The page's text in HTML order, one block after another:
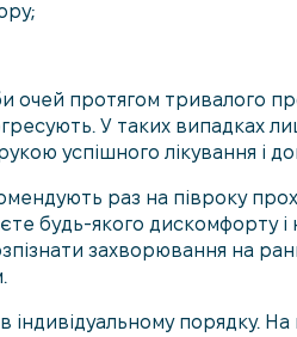
очей протягом тривалого
У таких випадках
успішного лікування і
раз на півроку
будь-якого дискомфорту
захворювання на
індивідуальному порядку.